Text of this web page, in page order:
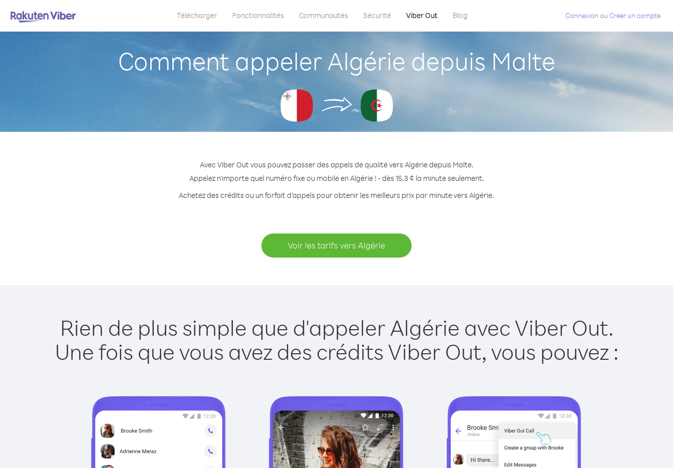
Télécharger Fonctionnalités Communautés Sécurité Viber Out Blog Connexion ou Créer un compte
Comment appeler Algérie depuis Malte
Avec Viber Out vous pouvez passer des appels de qualité vers Algérie depuis Malte.
Appelez n'importe quel numéro fixe ou mobile en Algérie ! - dès 15.3 ¢ la minute seulement.
Achetez des crédits ou un forfait d’appels pour obtenir les meilleurs prix par minute vers Algérie.
Voir les tarifs vers Algérie
Rien de plus simple que d'appeler Algérie avec Viber Out.
Une fois que vous avez des crédits Viber Out, vous pouvez :